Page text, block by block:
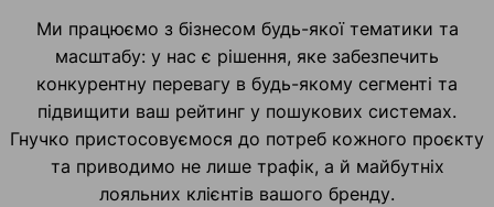
Ми працюємо з бізнесом будь-якої тематики та
масштабу: у нас є рішення, яке забезпечить
конкурентну перевагу в будь-якому сегменті та
підвищити ваш рейтинг у пошукових системах.
Гнучко пристосовуємося до потреб кожного проєкту
та приводимо не лише трафік, а й майбутніх
лояльних клієнтів вашого бренду.